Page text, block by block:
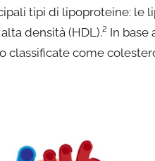
tipi di lipoproteine: le
densità (HDL).² In base
classificate come